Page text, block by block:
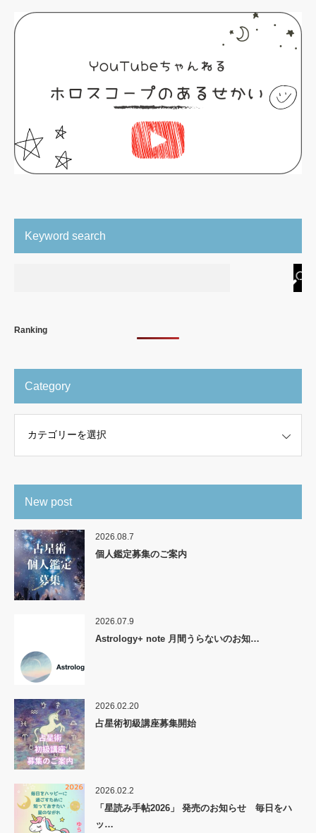
Keyword search
Ranking
Category
New post
2026.08.7
個人鑑定募集のご案内
2026.07.9
Astrology+ note 月間うらないのお知…
2026.02.20
占星術初級講座募集開始
2026.02.2
「星読み手帖2026」 発売のお知らせ 毎日をハ
ッ…